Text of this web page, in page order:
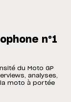
n°1
du Moto GP
analyses,
moto à portée